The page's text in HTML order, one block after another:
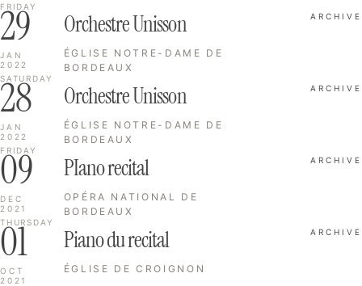
FRIDAY
29
JAN
2022
SATURDAY
Orchestre Unisson
ÉGLISE NOTRE-DAME DE
BORDEAUX
ARCHIVE
28
JAN
2022
FRIDAY
Orchestre Unisson
ÉGLISE NOTRE-DAME DE
BORDEAUX
ARCHIVE
09
DEC
2021
THURSDAY
PIano recital
OPÉRA NATIONAL DE
BORDEAUX
ARCHIVE
01
OCT
2021
Piano du recital
ÉGLISE DE CROIGNON
ARCHIVE